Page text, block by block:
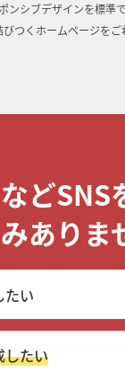
ンシブデザインを標準
つくホームページを
どSNS
ありま
たい
したい